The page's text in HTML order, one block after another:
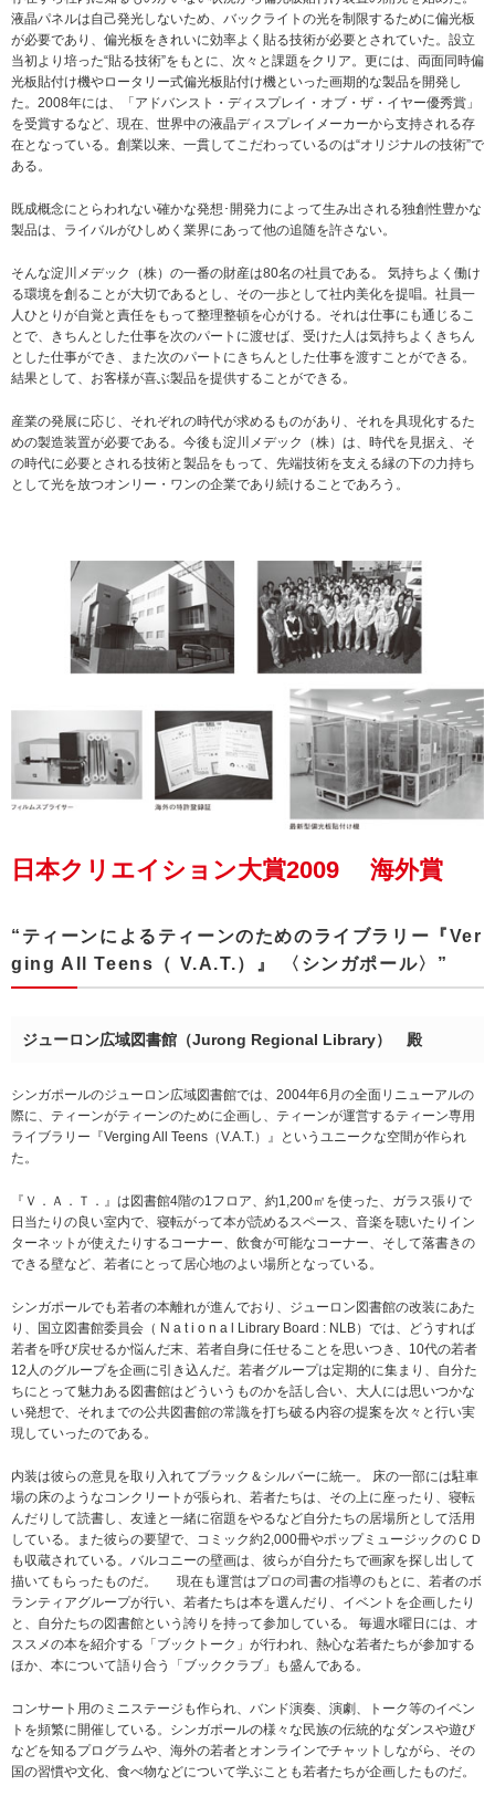
液晶パネルは自己発光しないため、バックライトの光を制限するために偏光板
が必要であり、偏光板をきれいに効率よく貼る技術が必要とされていた。設立
当初より培った“貼る技術”をもとに、次々と課題をクリア。更には、両面同時偏
光板貼付け機やロータリー式偏光板貼付け機といった画期的な製品を開発し
た。2008年には、「アドバンスト・ディスプレイ・オブ・ザ・イヤー優秀賞」
を受賞するなど、現在、世界中の液晶ディスプレイメーカーから支持される存
在となっている。創業以来、一貫してこだわっているのは“オリジナルの技術”で
ある。
既成概念にとらわれない確かな発想･開発力によって生み出される独創性豊かな
製品は、ライバルがひしめく業界にあって他の追随を許さない。
そんな淀川メデック（株）の一番の財産は80名の社員である。 気持ちよく働け
る環境を創ることが大切であるとし、その一歩として社内美化を提唱。社員一
人ひとりが自覚と責任をもって整理整頓を心がける。それは仕事にも通じるこ
とで、きちんとした仕事を次のパートに渡せば、受けた人は気持ちよくきちん
とした仕事ができ、また次のパートにきちんとした仕事を渡すことができる。
結果として、お客様が喜ぶ製品を提供することができる。
産業の発展に応じ、それぞれの時代が求めるものがあり、それを具現化するた
めの製造装置が必要である。今後も淀川メデック（株）は、時代を見据え、そ
の時代に必要とされる技術と製品をもって、先端技術を支える縁の下の力持ち
として光を放つオンリー・ワンの企業であり続けることであろう。
日本クリエイション大賞2009 海外賞
“ティーンによるティーンのためのライブラリー『Ver
ging All Teens（ V.A.T.）』 〈シンガポール〉”
ジューロン広域図書館（Jurong Regional Library） 殿
シンガポールのジューロン広域図書館では、2004年6月の全面リニューアルの
際に、ティーンがティーンのために企画し、ティーンが運営するティーン専用
ライブラリー『Verging All Teens（V.A.T.）』というユニークな空間が作られ
た。
『Ｖ．Ａ．Ｔ．』は図書館4階の1フロア、約1,200㎡を使った、ガラス張りで
日当たりの良い室内で、寝転がって本が読めるスペース、音楽を聴いたりイン
ターネットが使えたりするコーナー、飲食が可能なコーナー、そして落書きの
できる壁など、若者にとって居心地のよい場所となっている。
シンガポールでも若者の本離れが進んでおり、ジューロン図書館の改装にあた
り、国立図書館委員会（ N a t i o n a l Library Board : NLB）では、どうすれば
若者を呼び戻せるか悩んだ末、若者自身に任せることを思いつき、10代の若者
12人のグループを企画に引き込んだ。若者グループは定期的に集まり、自分た
ちにとって魅力ある図書館はどういうものかを話し合い、大人には思いつかな
い発想で、それまでの公共図書館の常識を打ち破る内容の提案を次々と行い実
現していったのである。
内装は彼らの意見を取り入れてブラック＆シルバーに統一。 床の一部には駐車
場の床のようなコンクリートが張られ、若者たちは、その上に座ったり、寝転
んだりして読書し、友達と一緒に宿題をやるなど自分たちの居場所として活用
している。また彼らの要望で、コミック約2,000冊やポップミュージックのＣＤ
も収蔵されている。バルコニーの壁画は、彼らが自分たちで画家を探し出して
描いてもらったものだ。 現在も運営はプロの司書の指導のもとに、若者のボ
ランティアグループが行い、若者たちは本を選んだり、イベントを企画したり
と、自分たちの図書館という誇りを持って参加している。 毎週水曜日には、オ
ススメの本を紹介する「ブックトーク」が行われ、熱心な若者たちが参加する
ほか、本について語り合う「ブッククラブ」も盛んである。
コンサート用のミニステージも作られ、バンド演奏、演劇、トーク等のイベン
トを頻繁に開催している。シンガポールの様々な民族の伝統的なダンスや遊び
などを知るプログラムや、海外の若者とオンラインでチャットしながら、その
国の習慣や文化、食べ物などについて学ぶことも若者たちが企画したものだ。